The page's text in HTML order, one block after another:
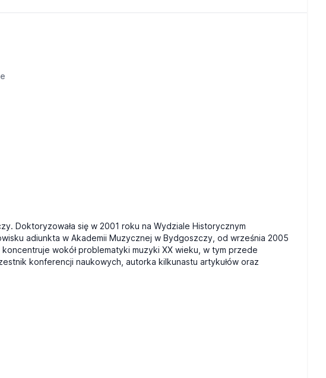
Doktoryzowała się w 2001 roku na Wydziale Historycznym
adiunkta w Akademii Muzycznej w Bydgoszczy, od września 2005
wokół problematyki muzyki XX wieku, w tym przede
konferencji naukowych, autorka kilkunastu artykułów oraz